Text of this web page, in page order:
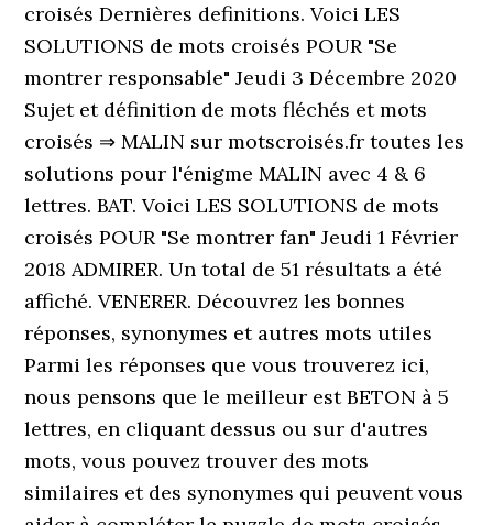
croisés Dernières definitions. Voici LES
SOLUTIONS de mots croisés POUR "Se
montrer responsable" Jeudi 3 Décembre 2020
Sujet et définition de mots fléchés et mots
croisés ⇒ MALIN sur motscroisés.fr toutes les
solutions pour l'énigme MALIN avec 4 & 6
lettres. BAT. Voici LES SOLUTIONS de mots
croisés POUR "Se montrer fan" Jeudi 1 Février
2018 ADMIRER. Un total de 51 résultats a été
affiché. VENERER. Découvrez les bonnes
réponses, synonymes et autres mots utiles
Parmi les réponses que vous trouverez ici,
nous pensons que le meilleur est BETON à 5
lettres, en cliquant dessus ou sur d'autres
mots, vous pouvez trouver des mots
similaires et des synonymes qui peuvent vous